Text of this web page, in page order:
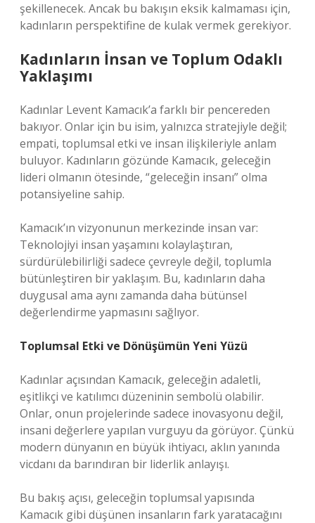
şekillenecek. Ancak bu bakışın eksik kalmaması için,
kadınların perspektifine de kulak vermek gerekiyor.
Kadınların İnsan ve Toplum Odaklı
Yaklaşımı
Kadınlar Levent Kamacık’a farklı bir pencereden
bakıyor. Onlar için bu isim, yalnızca stratejiyle değil;
empati, toplumsal etki ve insan ilişkileriyle anlam
buluyor. Kadınların gözünde Kamacık, geleceğin
lideri olmanın ötesinde, “geleceğin insanı” olma
potansiyeline sahip.
Kamacık’ın vizyonunun merkezinde insan var:
Teknolojiyi insan yaşamını kolaylaştıran,
sürdürülebilirliği sadece çevreyle değil, toplumla
bütünleştiren bir yaklaşım. Bu, kadınların daha
duygusal ama aynı zamanda daha bütünsel
değerlendirme yapmasını sağlıyor.
Toplumsal Etki ve Dönüşümün Yeni Yüzü
Kadınlar açısından Kamacık, geleceğin adaletli,
eşitlikçi ve katılımcı düzeninin sembolü olabilir.
Onlar, onun projelerinde sadece inovasyonu değil,
insani değerlere yapılan vurguyu da görüyor. Çünkü
modern dünyanın en büyük ihtiyacı, aklın yanında
vicdanı da barındıran bir liderlik anlayışı.
Bu bakış açısı, geleceğin toplumsal yapısında
Kamacık gibi düşünen insanların fark yaratacağını